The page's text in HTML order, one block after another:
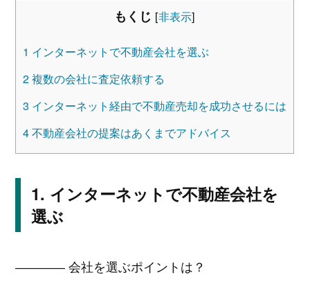
もくじ [非表示]
1 インターネットで不動産会社を選ぶ
2複数の会社に査定依頼する
3 インターネット経由で不動産売却を成功させるには
4不動産会社の提案はあくまでアドバイス
インターネットで不動産会社を
選ぶ
―――― 会社を選ぶポイントは？